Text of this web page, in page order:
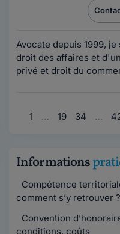
Avocate depuis 1999,
droit des affaires et
privé et droit du
1 … 19 34 …
Informations
Compétence
comment s’y retrouver ?
Convention
conditions, coûts